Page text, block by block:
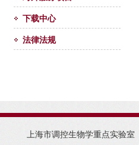
下载中心
法律法规
上海市调控生物学重点实验